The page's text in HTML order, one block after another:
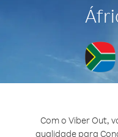
Com o Viber Out,
qualidade para